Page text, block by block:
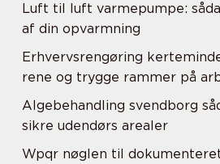
Luft til luft varmepumpe:
af din opvarmning
Erhvervsrengøring
rene og trygge rammer på
Algebehandling svendborg
sikre udendørs arealer
Wpqr nøglen til